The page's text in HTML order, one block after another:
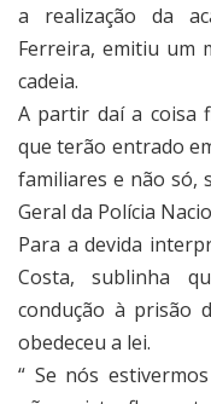
a realização da
Ferreira, emitiu um
cadeia.
A partir daí a coisa
que terão entrado
familiares e não só,
Geral da Polícia
Para a devida
Costa, sublinha
condução à prisão
obedeceu a lei.
“ Se nós